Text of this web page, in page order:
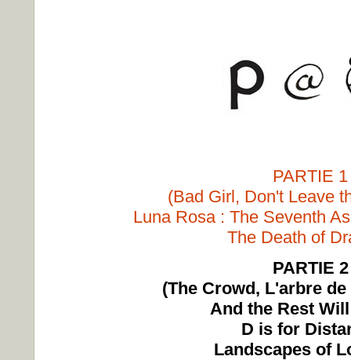
PARTIE 1
(Bad Girl, Don't Leave
Luna Rosa : The Seventh
The Death of
PARTIE 2
(The Crowd, L'arbre
And the Rest
D is for
Landscapes of